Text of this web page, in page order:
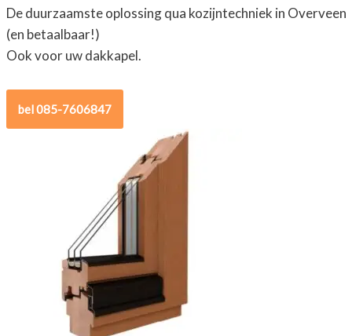
De duurzaamste oplossing qua kozijntechniek in Overveen
(en betaalbaar!)
Ook voor uw dakkapel.
bel 085-7606847